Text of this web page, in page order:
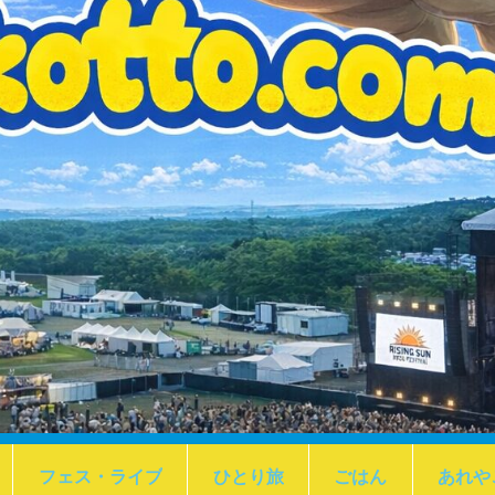
フェス・ライブ ひとり旅 ごはん あれ